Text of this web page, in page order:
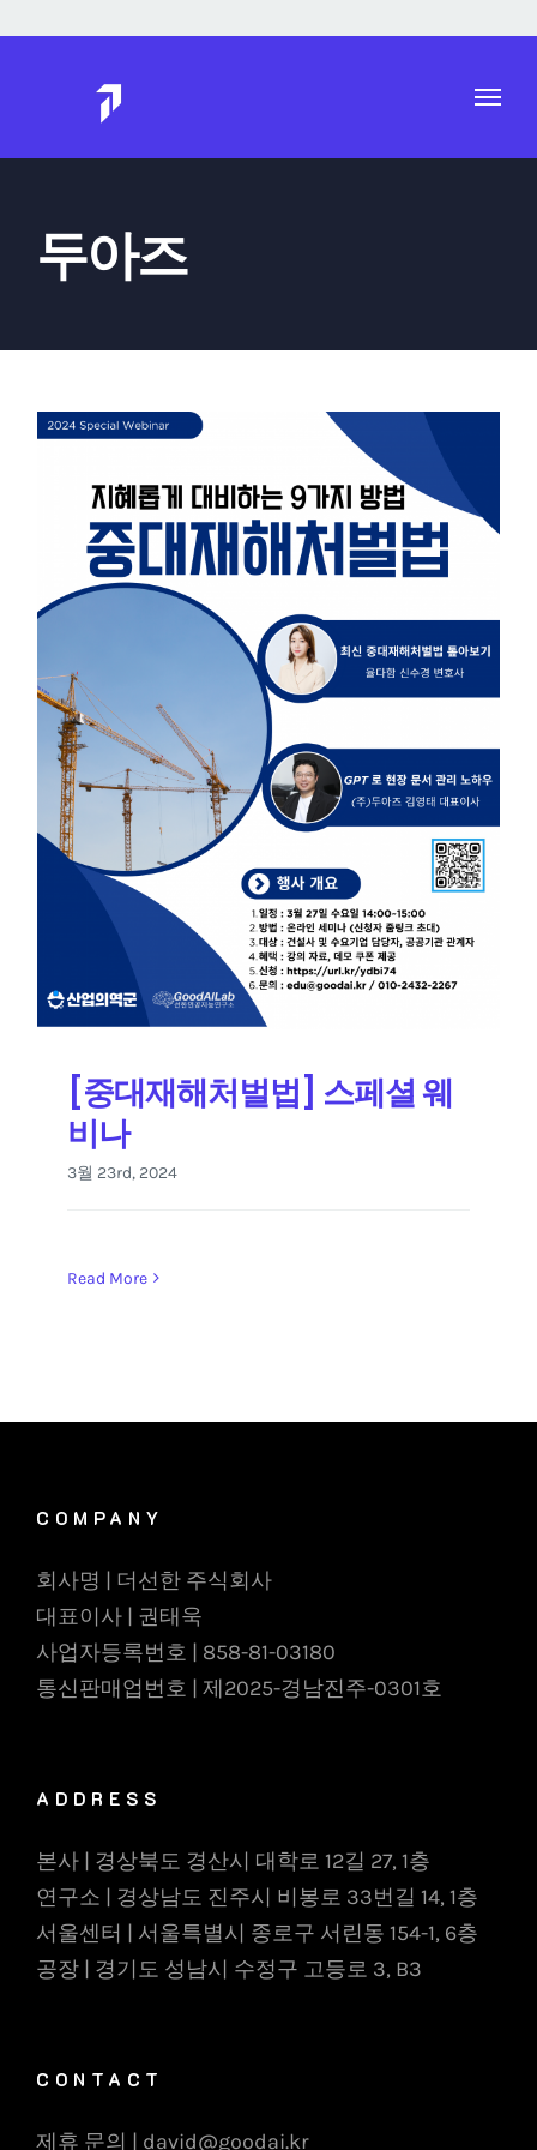
두아즈
[중대재해처벌법] 스페셜 웨
비나
3월 23rd, 2024
Read More
COMPANY
회사명 | 더선한 주식회사
대표이사 | 권태욱
사업자등록번호 | 858-81-03180
통신판매업번호 | 제2025-경남진주-0301호
ADDRESS
본사 | 경상북도 경산시 대학로 12길 27, 1층
연구소 | 경상남도 진주시 비봉로 33번길 14, 1층
서울센터 | 서울특별시 종로구 서린동 154-1, 6층
공장 | 경기도 성남시 수정구 고등로 3, B3
CONTACT
제휴 문의 | david@goodai.kr